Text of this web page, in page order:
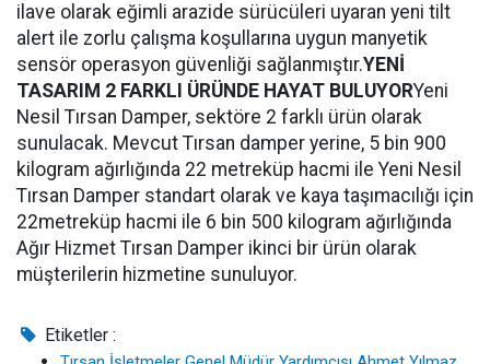
ilave olarak eğimli arazide sürücüleri uyaran yeni tilt
alert ile zorlu çalışma koşullarına uygun manyetik
sensör operasyon güvenliği sağlanmıştır.YENİ
TASARIM 2 FARKLI ÜRÜNDE HAYAT BULUYORYeni
Nesil Tırsan Damper, sektöre 2 farklı ürün olarak
sunulacak. Mevcut Tırsan damper yerine, 5 bin 900
kilogram ağırlığında 22 metreküp hacmi ile Yeni Nesil
Tırsan Damper standart olarak ve kaya taşımacılığı için
22metreküp hacmi ile 6 bin 500 kilogram ağırlığında
Ağır Hizmet Tırsan Damper ikinci bir ürün olarak
müşterilerin hizmetine sunuluyor.
Etiketler :